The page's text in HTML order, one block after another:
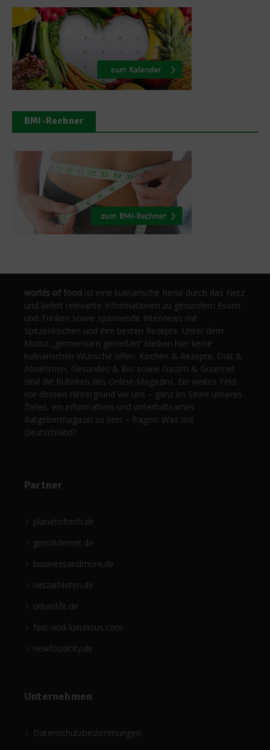
BMI-Rechner
worlds of food ist eine kulinarische Reise durch das Netz
und liefert relevante Informationen zu gesundem Essen
und Trinken sowie spannende Interviews mit
Spitzenköchen und ihre besten Rezepte. Unter dem
Motto „gemeinsam genießen“ bleiben hier keine
kulinarischen Wünsche offen. Kochen & Rezepte, Diät &
Abnehmen, Gesundes & Bio sowie Gastro & Gourmet
sind die Rubriken des Online-Magazins. Ein weites Feld,
vor dessen Hintergrund wir uns – ganz im Sinne unseres
Zieles, ein informatives und unterhaltsames
Ratgebermagazin zu sein – fragen: Was isst
Deutschland?
Partner
planetoftech.de
gesündernet.de
businessandmore.de
netzathleten.de
urbanlife.de
fast-and-luxurious.com
newfoodcity.de
Unternehmen
Datenschutzbestimmungen